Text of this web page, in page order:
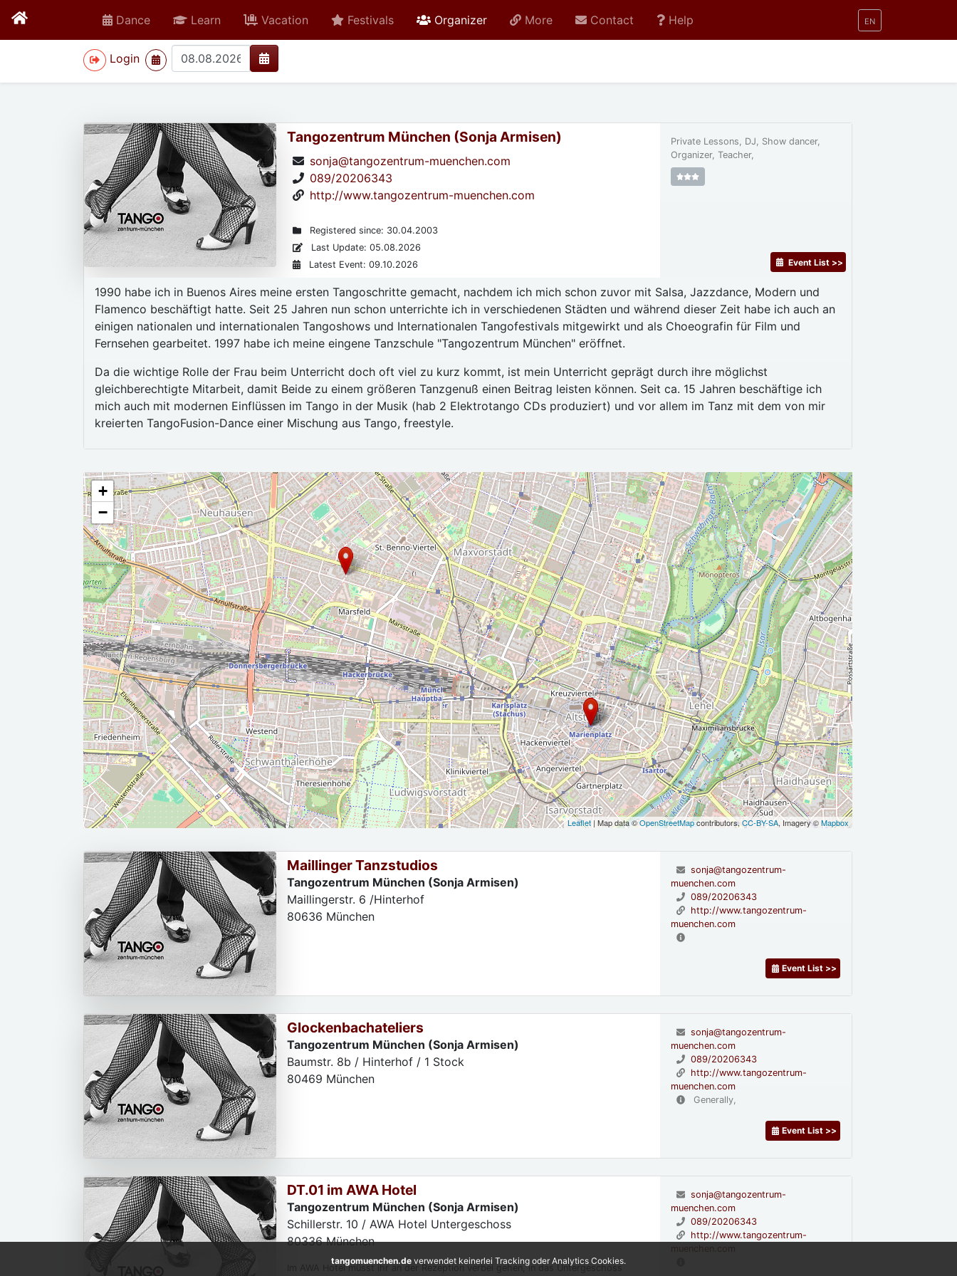
Dance Learn Vacation Festivals Organizeractive More Contact Help EN
Login
>
Tangozentrum München (Sonja Armisen)
sonja@tangozentrum-muenchen.com
089/20206343
http://www.tangozentrum-muenchen.com
Registered since: 30.04.2003
Last Update: 05.08.2026
Latest Event: 09.10.2026
Private Lessons, DJ, Show dancer,
Organizer, Teacher,
Event List >>
1990 habe ich in Buenos Aires meine ersten Tangoschritte gemacht, nachdem ich mich schon zuvor mit Salsa, Jazzdance, Modern und
Flamenco beschäftigt hatte. Seit 25 Jahren nun schon unterrichte ich in verschiedenen Städten und während dieser Zeit habe ich auch an
einigen nationalen und internationalen Tangoshows und Internationalen Tangofestivals mitgewirkt und als Choeografin für Film und
Fernsehen gearbeitet. 1997 habe ich meine eingene Tanzschule "Tangozentrum München" eröffnet.
Da die wichtige Rolle der Frau beim Unterricht doch oft viel zu kurz kommt, ist mein Unterricht geprägt durch ihre möglichst
gleichberechtigte Mitarbeit, damit Beide zu einem größeren Tanzgenuß einen Beitrag leisten können. Seit ca. 15 Jahren beschäftige ich
mich auch mit modernen Einflüssen im Tango in der Musik (hab 2 Elektrotango CDs produziert) und vor allem im Tanz mit dem von mir
kreierten TangoFusion-Dance einer Mischung aus Tango, freestyle.
+
−
Leaflet | Map data ©OpenStreetMapcontributors,CC-BY-SA, Imagery ©Mapbox
Maillinger Tanzstudios
Tangozentrum München (Sonja Armisen)
Maillingerstr. 6 /Hinterhof
80636 München
sonja@tangozentrum-
muenchen.com
089/20206343
http://www.tangozentrum-
muenchen.com
Event List >>
Glockenbachateliers
Tangozentrum München (Sonja Armisen)
Baumstr. 8b / Hinterhof / 1 Stock
80469 München
sonja@tangozentrum-
muenchen.com
089/20206343
http://www.tangozentrum-
muenchen.com
Generally,
Event List >>
DT.01 im AWA Hotel
Tangozentrum München (Sonja Armisen)
Schillerstr. 10 / AWA Hotel Untergeschoss
80336 München
Im AWA Hotel müsst ihr an der Rezeption verbei gehen, in das Untergeschoss
sonja@tangozentrum-
muenchen.com
089/20206343
http://www.tangozentrum-
muenchen.com
tangomuenchen.de verwendet keinerlei Tracking oder Analytics Cookies.